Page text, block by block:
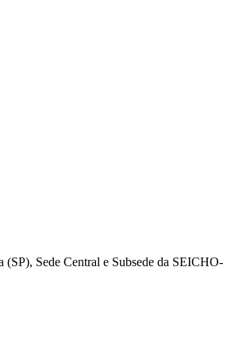
Sede Central e Subsede da SEICHO-